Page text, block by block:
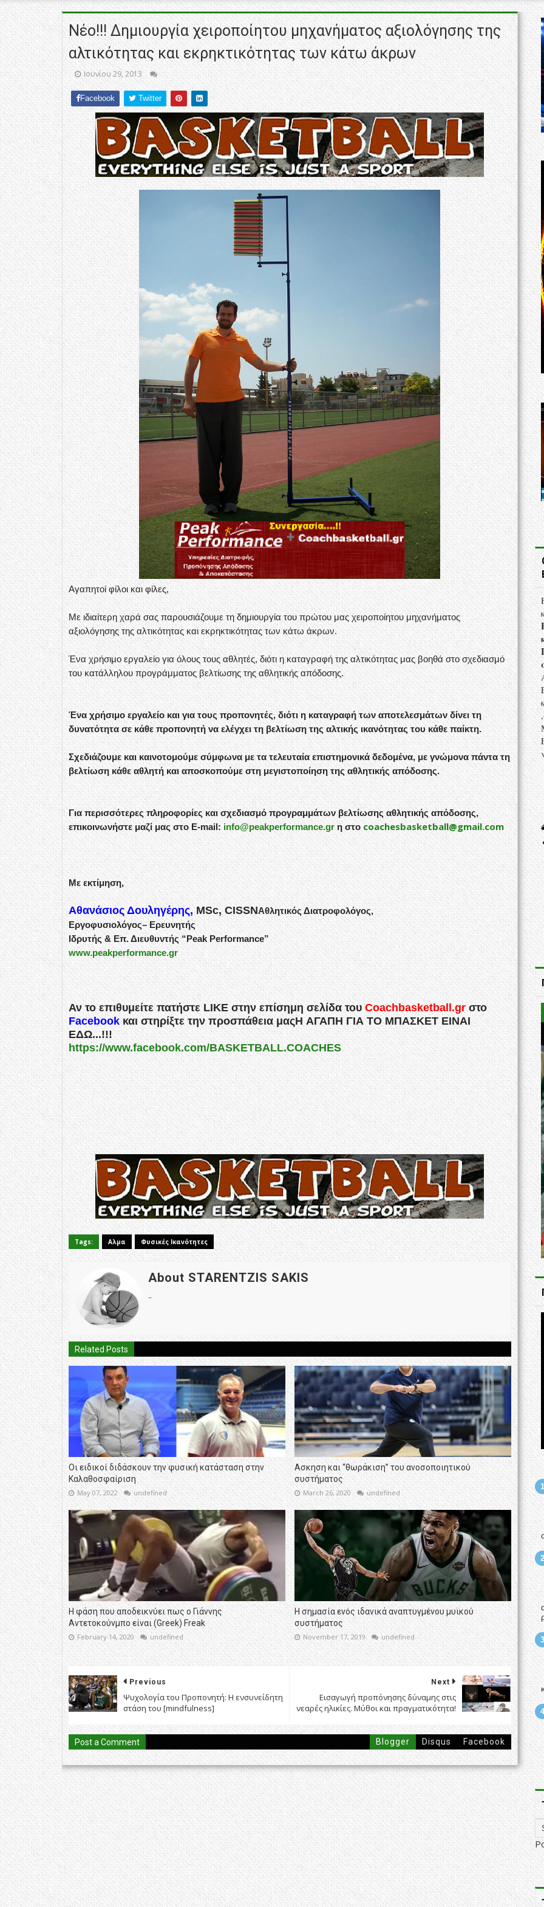
Νέο!!! Δημιουργία χειροποίητου μηχανήματος αξιολόγησης της
αλτικότητας και εκρηκτικότητας των κάτω άκρων
Ιουνίου 29, 2013
Facebook Twitter
Αγαπητοί φίλοι και φίλες,
Με ιδιαίτερη χαρά σας παρουσιάζουμε τη δημιουργία του πρώτου μας χειροποίητου μηχανήματος
αξιολόγησης της αλτικότητας και εκρηκτικότητας των κάτω άκρων.
Ένα χρήσιμο εργαλείο για όλους τους αθλητές, διότι η καταγραφή της αλτικότητας μας βοηθά στο σχεδιασμό
του κατάλληλου προγράμματος βελτίωσης της αθλητικής απόδοσης.
Ένα χρήσιμο εργαλείο και για τους προπονητές, διότι η καταγραφή των αποτελεσμάτων δίνει τη
δυνατότητα σε κάθε προπονητή να ελέγχει τη βελτίωση της αλτικής ικανότητας του κάθε παίκτη.
Σχεδιάζουμε και καινοτομούμε σύμφωνα με τα τελευταία επιστημονικά δεδομένα, με γνώμονα πάντα τη
βελτίωση κάθε αθλητή και αποσκοπούμε στη μεγιστοποίηση της αθλητικής απόδοσης.
Για περισσότερες πληροφορίες και σχεδιασμό προγραμμάτων βελτίωσης αθλητικής απόδοσης,
επικοινωνήστε μαζί μας στο E-mail: info@peakperformance.gr η στο coachesbasketball@gmail.com
Με εκτίμηση,
Αθανάσιος Δουληγέρης, MSc, CISSNΑθλητικός Διατροφολόγος,
Εργοφυσιολόγος– Ερευνητής
Ιδρυτής & Επ. Διευθυντής “Peak Performance”
www.peakperformance.gr
Αν το επιθυμείτε πατήστε LIKE στην επίσημη σελίδα τουCoachbasketball.gr στο
Facebookκαι στηρίξτε την προσπάθεια μαςH ΑΓΑΠΗ ΓΙΑ ΤΟ ΜΠΑΣΚΕΤ ΕΙΝΑΙ
ΕΔΩ...!!!
https://www.facebook.com/BASKETBALL.COACHES
Tags: Αλμα Φυσικές Ικανότητες
About STARENTZIS SAKIS
..
Related Posts
Οι ειδικοί διδάσκουν την φυσική κατάσταση στην
Καλαθοσφαίριση
May 07, 2022 undefined
Ασκηση και “θωράκιση” του ανοσοποιητικού
συστήματος
March 26, 2020 undefined
Η φάση που αποδεικνύει πως ο Γιάννης
Αντετοκούνμπο είναι (Greek) Freak
February 14, 2020 undefined
Η σημασία ενός ιδανικά αναπτυγμένου μυϊκού
συστήματος
November 17, 2019 undefined
Next
Εισαγωγή προπόνησης δύναμης στις
νεαρές ηλικίες. Μύθοι και πραγματικότητα!
Previous
Ψυχολογία του Προπονητή: Η ενσυνείδητη
στάση του [mindfulness]
Post a Comment Blogger Disqus Facebook